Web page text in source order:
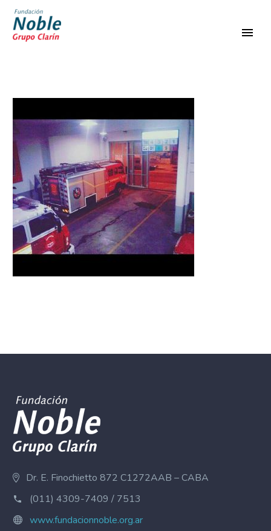
Dr. E. Finochietto 872 C1272AAB – CABA
(011) 4309-7409 / 7513
www.fundacionnoble.org.ar